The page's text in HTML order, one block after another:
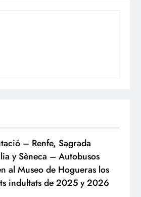
– Renfe, Sagrada
y Sèneca – Autobusos
al Museo de Hogueras los
indultats de 2025 y 2026